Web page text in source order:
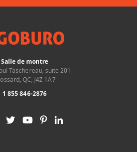
Salle de montre
Taschereau, suite 201
QC, J4Z 1A7
1 855 846-2876